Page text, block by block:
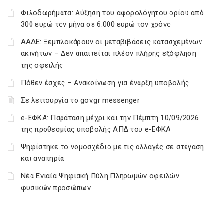
Φιλοδωρήματα: Αύξηση του αφορολόγητου ορίου από
300 ευρώ τον μήνα σε 6.000 ευρώ τον χρόνο
ΑΑΔΕ: Ξεμπλοκάρουν οι μεταβιβάσεις κατασχεμένων
ακινήτων – Δεν απαιτείται πλέον πλήρης εξόφληση
της οφειλής
Πόθεν έσχες – Ανακοίνωση για έναρξη υποβολής
Σε λειτουργία το gov.gr messenger
e-ΕΦΚΑ: Παράταση μέχρι και την Πέμπτη 10/09/2026
της προθεσμίας υποβολής ΑΠΔ του e-ΕΦΚΑ
Ψηφίστηκε το νομοσχέδιο με τις αλλαγές σε στέγαση
και αναπηρία
Νέα Ενιαία Ψηφιακή Πύλη Πληρωμών οφειλών
φυσικών προσώπων